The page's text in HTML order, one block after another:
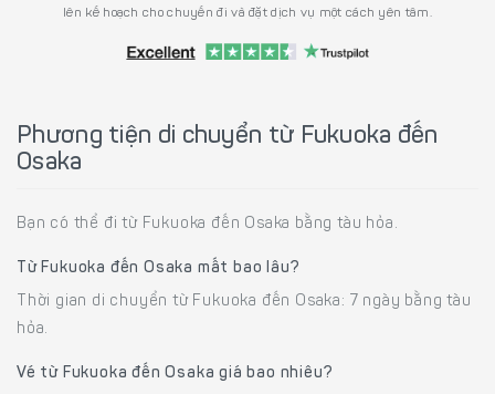
lên kế hoạch cho chuyến đi và đặt dịch vụ một cách yên tâm.
Phương tiện di chuyển từ Fukuoka đến
Osaka
Bạn có thể đi từ Fukuoka đến Osaka bằng tàu hỏa.
Từ Fukuoka đến Osaka mất bao lâu?
Thời gian di chuyển từ Fukuoka đến Osaka: 7 ngày bằng tàu
hỏa.
Vé từ Fukuoka đến Osaka giá bao nhiêu?